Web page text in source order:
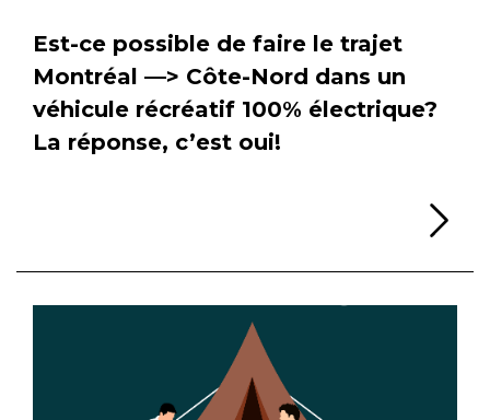
Est-ce possible de faire le trajet
Montréal —> Côte-Nord dans un
véhicule récréatif 100% électrique?
La réponse, c’est oui!